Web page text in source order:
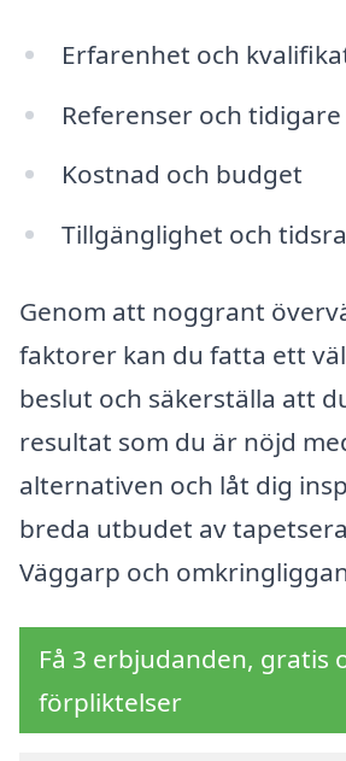
Erfarenhet och
Referenser och
Kostnad och budget
Tillgänglighet och
Genom att noggrant
faktorer kan du fatta ett
beslut och säkerställa att
resultat som du är nöjd
alternativen och låt dig
breda utbudet av
Väggarp och
Få 3 erbjudanden, gratis
förpliktelser